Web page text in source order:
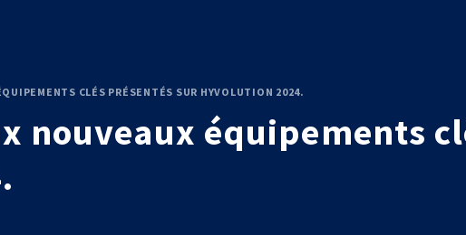
CLÉS PRÉSENTÉS SUR HYVOLUTION 2024.
nouveaux équipements